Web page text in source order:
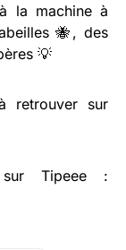
la machine à
🐝, des
💡
retrouver sur
Tipeee :